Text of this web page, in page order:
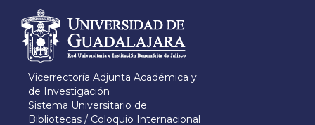
Información del
portal
Vicerrectoría Adjunta Académica y
de Investigación
Sistema Universitario de
Bibliotecas / Coloquio Internacional